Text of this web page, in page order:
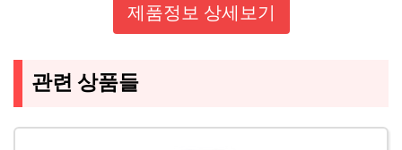
제품정보 상세보기
관련 상품들